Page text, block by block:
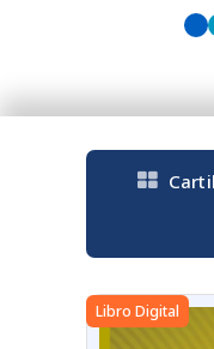
Libro Digital